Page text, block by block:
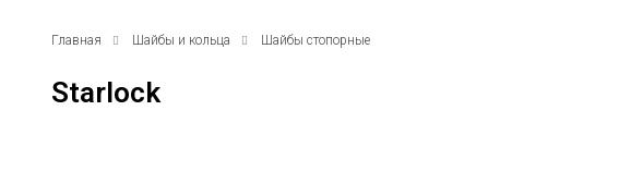
Главная Шайбы и кольца Шайбы стопорные
Starlock